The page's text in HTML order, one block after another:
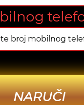
NARUČI